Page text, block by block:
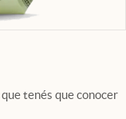
tenés que conocer